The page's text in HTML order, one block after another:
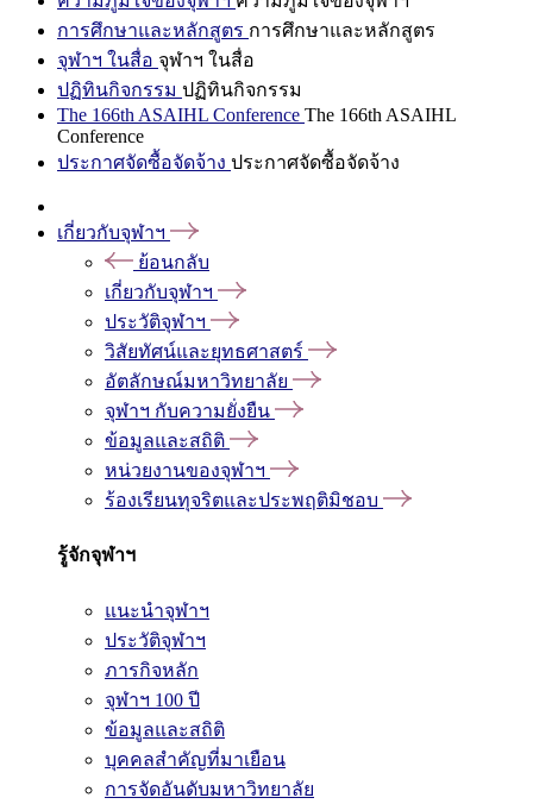
การศึกษาและหลักสูตร การศึกษาและหลักสูตร
จุฬาฯ ในสื่อ จุฬาฯ ในสื่อ
ปฏิทินกิจกรรม ปฏิทินกิจกรรม
The 166th ASAIHL Conference The 166th ASAIHL
Conference
ประกาศจัดซื้อจัดจ้าง ประกาศจัดซื้อจัดจ้าง
เกี่ยวกับจุฬาฯ
ย้อนกลับ
เกี่ยวกับจุฬาฯ
ประวัติจุฬาฯ
วิสัยทัศน์และยุทธศาสตร์
อัตลักษณ์มหาวิทยาลัย
จุฬาฯ กับความยั่งยืน
ข้อมูลและสถิติ
หน่วยงานของจุฬาฯ
ร้องเรียนทุจริตและประพฤติมิชอบ
รู้จักจุฬาฯ
แนะนำจุฬาฯ
ประวัติจุฬาฯ
ภารกิจหลัก
จุฬาฯ 100 ปี
ข้อมูลและสถิติ
บุคคลสำคัญที่มาเยือน
การจัดอันดับมหาวิทยาลัย